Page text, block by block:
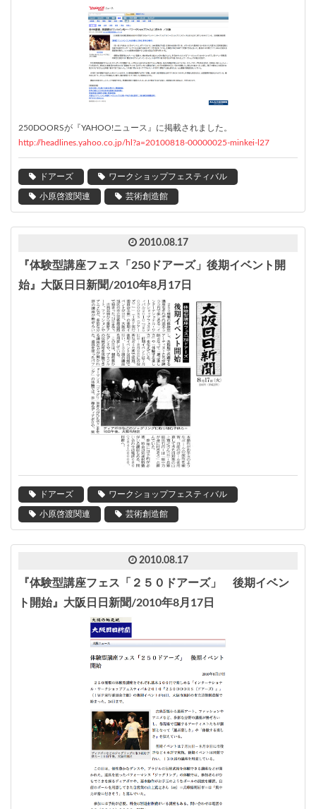
250DOORSが『YAHOO!ニュース』に掲載されました。
http://headlines.yahoo.co.jp/hl?a=20100818-00000025-minkei-l27
ドアーズ ワークショップフェスティバル
小原啓渡関連 芸術創造館
2010.08.17
『体験型講座フェス「250ドアーズ」後期イベント開
始』大阪日日新聞/2010年8月17日
ドアーズ ワークショップフェスティバル
小原啓渡関連 芸術創造館
2010.08.17
『体験型講座フェス「２５０ドアーズ」 後期イベン
ト開始』大阪日日新聞/2010年8月17日